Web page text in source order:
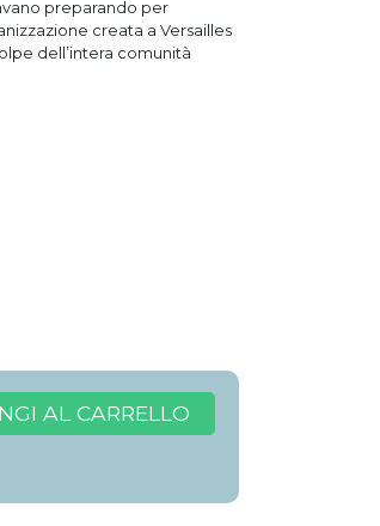
preparando per
creata a Versailles
dell’intera comunità
AL CARRELLO